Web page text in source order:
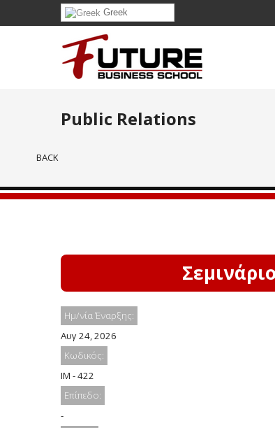
Greek
Public Relations
BACK
Ημ/νία Έναρξης:
Αυγ 24, 2026
Κωδικός:
IM - 422
Επίπεδο:
-